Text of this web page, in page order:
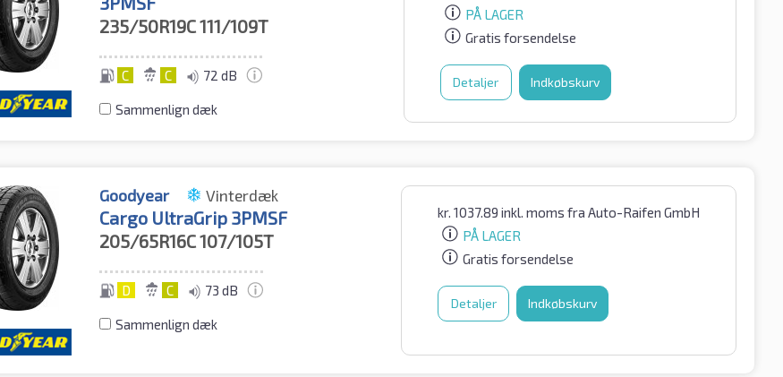
235/50R19C111/109T
C C 72 dB
Sammenlign dæk
PÅ LAGER
Gratis forsendelse
Detaljer Indkøbskurv
Goodyear Vinterdæk
Cargo UltraGrip 3PMSF
205/65R16C107/105T
D C 73 dB
Sammenlign dæk
kr. 1037.89 inkl. moms fra Auto-Raifen GmbH
PÅ LAGER
Gratis forsendelse
Detaljer Indkøbskurv